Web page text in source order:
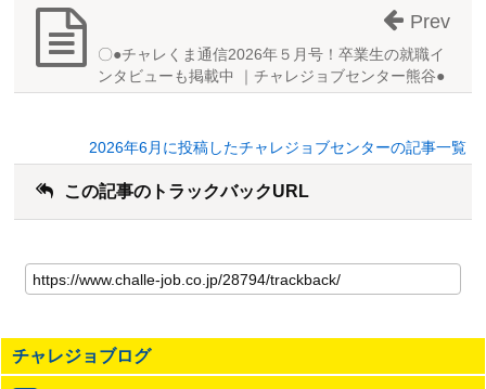
〇●チャレくま通信2026年５月号！卒業生の就職イ
ンタビューも掲載中 ｜チャレジョブセンター熊谷●
Prev
2026年6月に投稿したチャレジョブセンターの記事一覧
この記事のトラックバックURL
の
記
の
ト
チャレジョブログ